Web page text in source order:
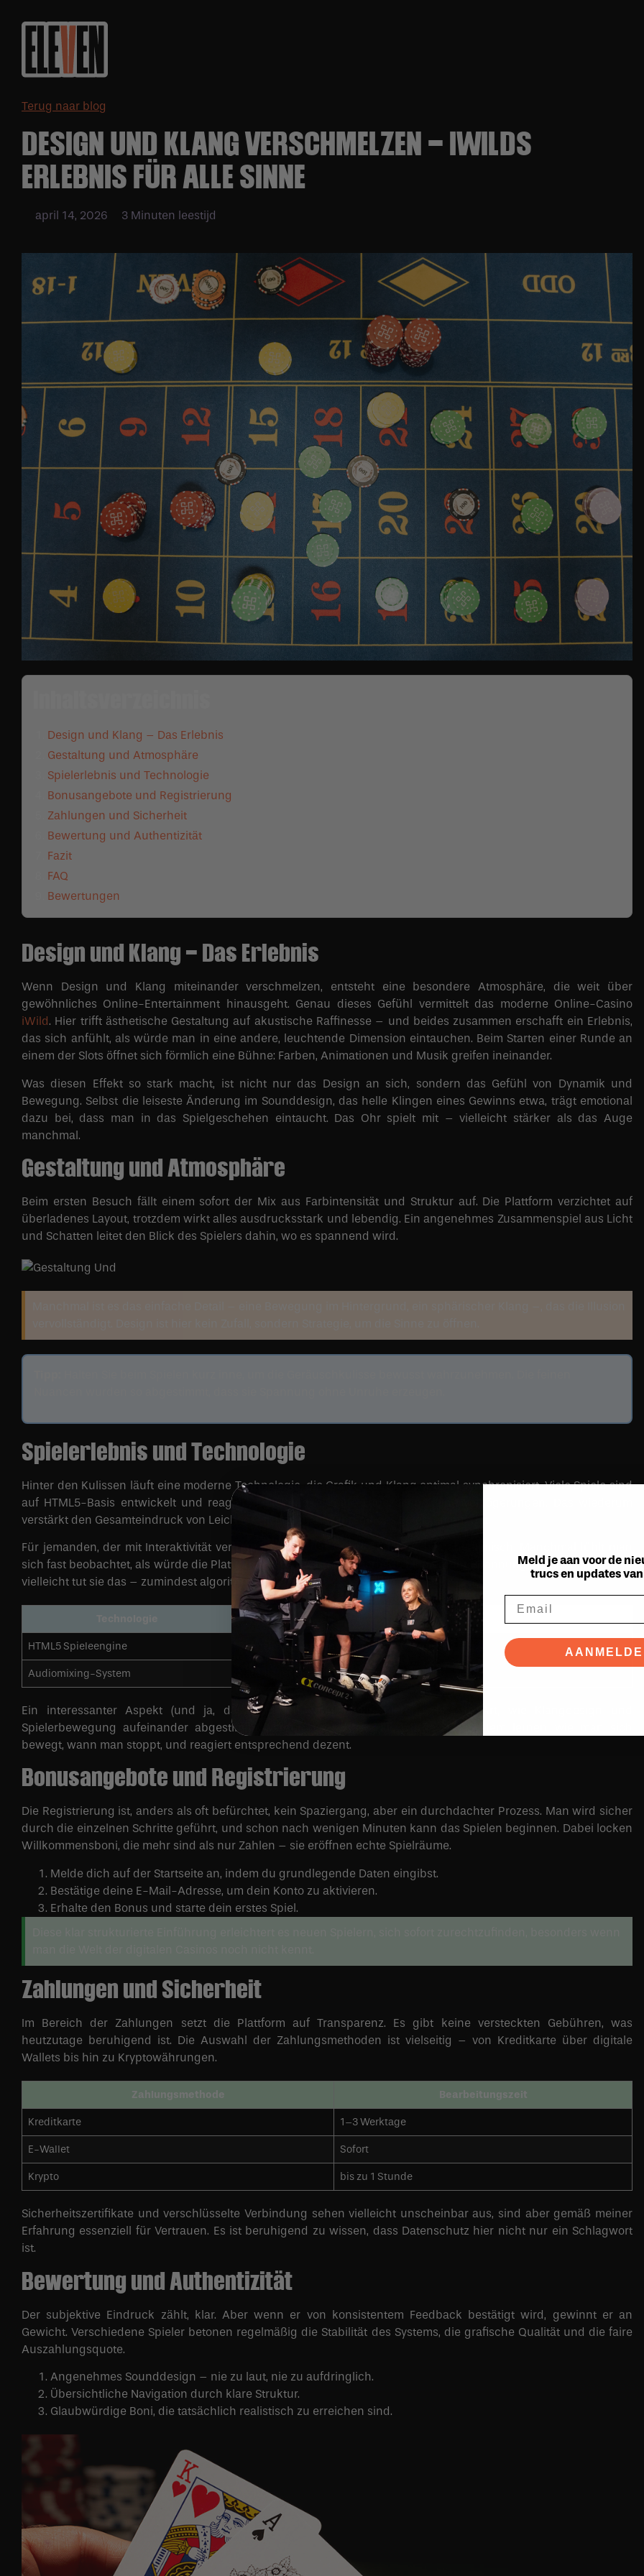
Terug naar blog
DESIGN UND KLANG VERSCHMELZEN – IWILDS
ERLEBNIS FÜR ALLE SINNE
april 14, 2026 3 Minuten leestijd
Design und Klang – Das Erlebnis
Gestaltung und Atmosphäre
Spielerlebnis und Technologie
Bonusangebote und Registrierung
Zahlungen und Sicherheit
Bewertung und Authentizität
Fazit
FAQ
Bewertungen
Design und Klang – Das Erlebnis
Wenn Design und Klang miteinander verschmelzen, entsteht eine besondere Atmosphäre, die weit über
gewöhnliches Online-Entertainment hinausgeht. Genau dieses Gefühl vermittelt das moderne Online-Casino
iWild. Hier trifft ästhetische Gestaltung auf akustische Raffinesse – und beides zusammen erschafft ein Erlebnis,
das sich anfühlt, als würde man in eine andere, leuchtende Dimension eintauchen. Beim Starten einer Runde an
einem der Slots öffnet sich förmlich eine Bühne: Farben, Animationen und Musik greifen ineinander.
Was diesen Effekt so stark macht, ist nicht nur das Design an sich, sondern das Gefühl von Dynamik und
Bewegung. Selbst die leiseste Änderung im Sounddesign, das helle Klingen eines Gewinns etwa, trägt emotional
dazu bei, dass man in das Spielgeschehen eintaucht. Das Ohr spielt mit – vielleicht stärker als das Auge
manchmal.
Gestaltung und Atmosphäre
Beim ersten Besuch fällt einem sofort der Mix aus Farbintensität und Struktur auf. Die Plattform verzichtet auf
überladenes Layout, trotzdem wirkt alles ausdrucksstark und lebendig. Ein angenehmes Zusammenspiel aus Licht
und Schatten leitet den Blick des Spielers dahin, wo es spannend wird.
Spielerlebnis und Technologie
Hinter den Kulissen läuft eine moderne Technologie, die Grafik und Klang optimal synchronisiert. Viele Spiele sind
auf HTML5-Basis entwickelt und reagieren fließend – keine Ladezeiten, keine Verzögerungen. Das wiederum
verstärkt den Gesamteindruck von Leichtigkeit, den man während des Spiels empfindet.
Für jemanden, der mit Interaktivität vertraut ist, wirkt das Casino-Erlebnis beinahe filmisch. Manchmal fühlt man
sich fast beobachtet, als würde die Plattform wissen, wann der perfekte Moment für Spannung gekommen ist. Und
vielleicht tut sie das – zumindest algorithmisch.
Vorteil
HTML5 Spieleengine Schnelle Ladezeiten, flüssige Darstellung
Audiomixing-System Natürlicher Klangfluss, immersives Erlebnis
Ein interessanter Aspekt (und ja, das fand ich wirklich faszinierend) ist die Art, wie Klangdesign und
Spielerbewegung aufeinander abgestimmt werden. Es scheint, als würde das System lernen, wie man sich
bewegt, wann man stoppt, und reagiert entsprechend dezent.
Bonusangebote und Registrierung
Die Registrierung ist, anders als oft befürchtet, kein Spaziergang, aber ein durchdachter Prozess. Man wird sicher
durch die einzelnen Schritte geführt, und schon nach wenigen Minuten kann das Spielen beginnen. Dabei locken
Willkommensboni, die mehr sind als nur Zahlen – sie eröffnen echte Spielräume.
Melde dich auf der Startseite an, indem du grundlegende Daten eingibst.
Bestätige deine E-Mail-Adresse, um dein Konto zu aktivieren.
Erhalte den Bonus und starte dein erstes Spiel.
Zahlungen und Sicherheit
Im Bereich der Zahlungen setzt die Plattform auf Transparenz. Es gibt keine versteckten Gebühren, was
heutzutage beruhigend ist. Die Auswahl der Zahlungsmethoden ist vielseitig – von Kreditkarte über digitale
Wallets bis hin zu Kryptowährungen.
Zahlungsmethode Bearbeitungszeit
Kreditkarte 1–3 Werktage
E-Wallet Sofort
Krypto bis zu 1 Stunde
Sicherheitszertifikate und verschlüsselte Verbindung sehen vielleicht unscheinbar aus, sind aber gemäß meiner
Erfahrung essenziell für Vertrauen. Es ist beruhigend zu wissen, dass Datenschutz hier nicht nur ein Schlagwort
ist.
Bewertung und Authentizität
Der subjektive Eindruck zählt, klar. Aber wenn er von konsistentem Feedback bestätigt wird, gewinnt er an
Gewicht. Verschiedene Spieler betonen regelmäßig die Stabilität des Systems, die grafische Qualität und die faire
Auszahlungsquote.
Angenehmes Sounddesign – nie zu laut, nie zu aufdringlich.
Übersichtliche Navigation durch klare Struktur.
Glaubwürdige Boni, die tatsächlich realistisch zu erreichen sind.
Meld je aan voor de
trucs en updates van